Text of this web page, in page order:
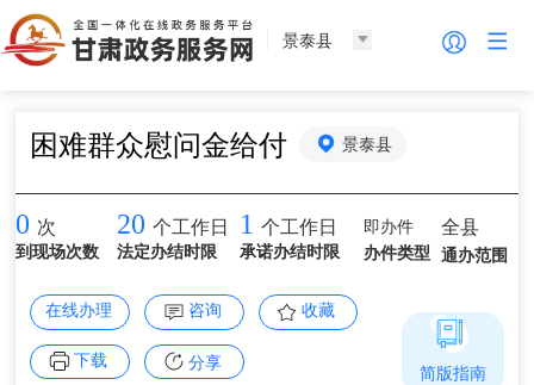
景泰县
困难群众慰问金给付 景泰县
0 次
到现场次数
20 个工作日
法定办结时限
1 个工作日
承诺办结时限
即办件
办件类型
全县
通办范围
在线办理 咨询 收藏
下载 分享 简版指南